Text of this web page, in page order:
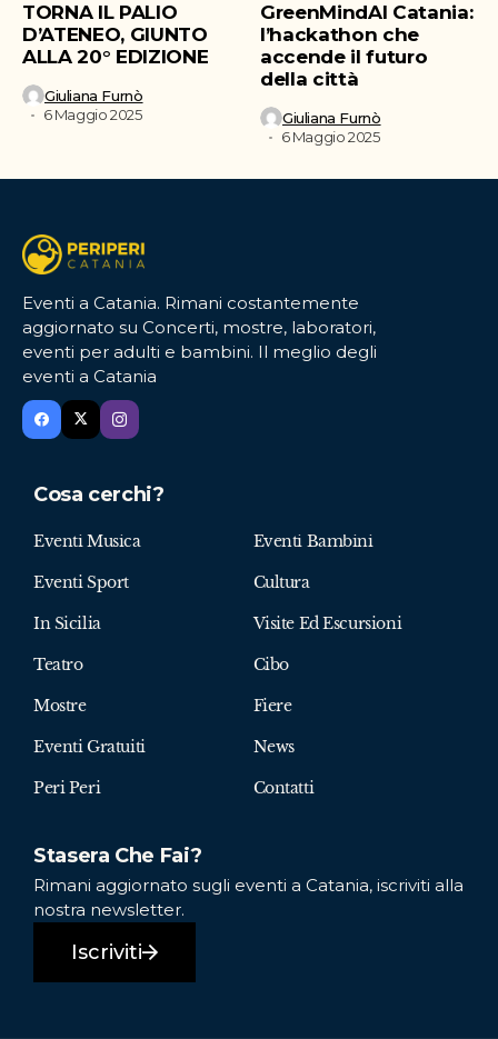
TORNA IL PALIO
D’ATENEO, GIUNTO
ALLA 20° EDIZIONE
Giuliana Furnò
6 Maggio 2025
GreenMindAI Catania:
l’hackathon che
accende il futuro
della città
Giuliana Furnò
6 Maggio 2025
Eventi a Catania. Rimani costantemente
aggiornato su Concerti, mostre, laboratori,
eventi per adulti e bambini. Il meglio degli
eventi a Catania
Cosa cerchi?
Eventi Musica Eventi Bambini
Eventi Sport Cultura
In Sicilia Visite Ed Escursioni
Teatro Cibo
Mostre Fiere
Eventi Gratuiti News
Peri Peri Contatti
Stasera Che Fai?
Rimani aggiornato sugli eventi a Catania, iscriviti alla
nostra newsletter.
Iscriviti